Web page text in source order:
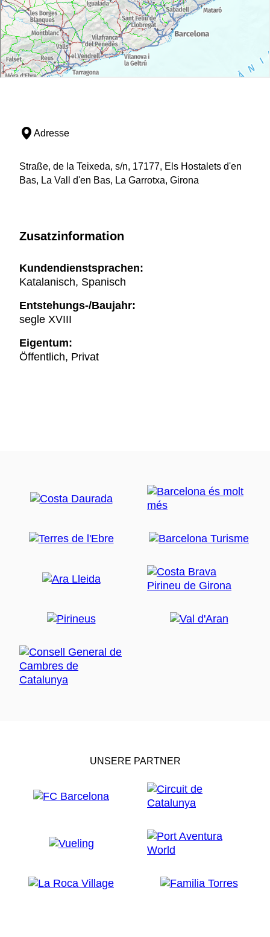
Adresse
Straße, de la Teixeda, s/n, 17177, Els Hostalets d'en
Bas, La Vall d'en Bas, La Garrotxa, Girona
Zusatzinformation
Kundendienstsprachen:
Katalanisch, Spanisch
Entstehungs-/Baujahr:
segle XVIII
Eigentum:
Öffentlich, Privat
UNSERE PARTNER